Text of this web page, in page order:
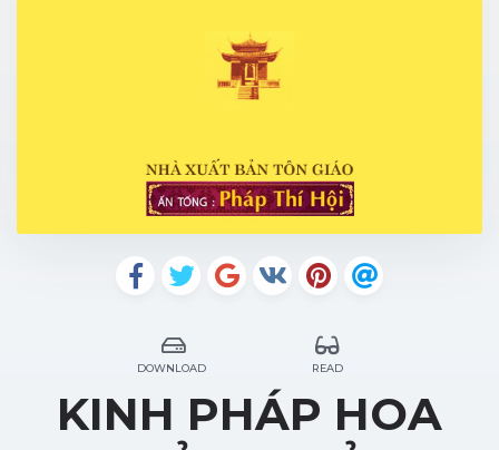
DOWNLOAD READ
KINH PHÁP HOA